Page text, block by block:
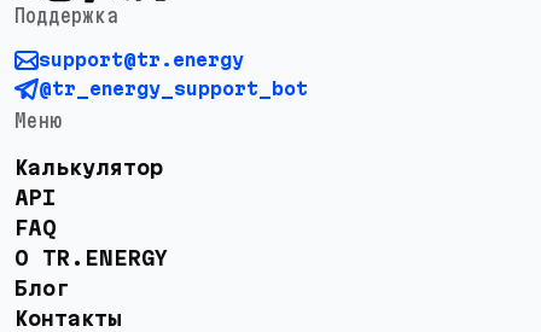
Поддержка
support@tr.energy
@tr_energy_support_bot
Меню
Калькулятор
API
FAQ
О TR.ENERGY
Блог
Контакты